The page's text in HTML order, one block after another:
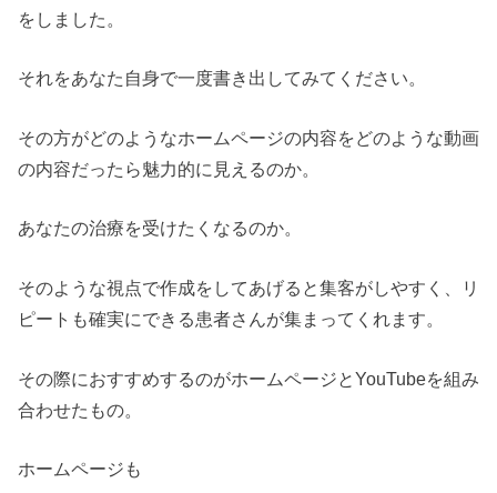
をしました。
それをあなた自身で一度書き出してみてください。
その方がどのようなホームページの内容をどのような動画
の内容だったら魅力的に見えるのか。
あなたの治療を受けたくなるのか。
そのような視点で作成をしてあげると集客がしやすく、リ
ピートも確実にできる患者さんが集まってくれます。
その際におすすめするのがホームページとYouTubeを組み
合わせたもの。
ホームページも